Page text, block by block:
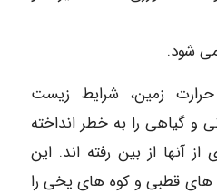
شود.
زمین، شرایط زیست
و گیاهی را به خطر انداخته
آنها از بین رفته اند. این
قطبی و کوه های یخی را